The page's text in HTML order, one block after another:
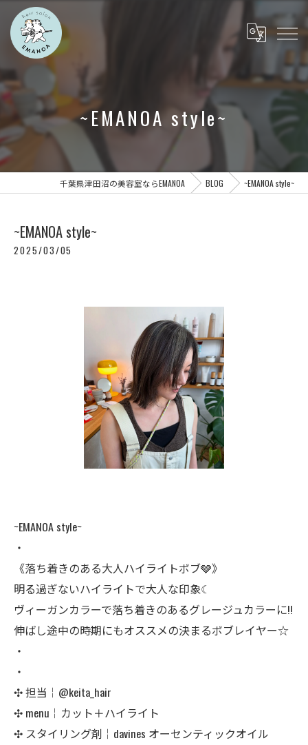
~EMANOA style~
千葉県津田沼の美容室ならEMANOA BLOG ~EMANOA style~
~EMANOA style~
2025/03/05
~EMANOA style~
・
《落ち着きのある大人ハイライトボブ🩶》
明る過ぎないハイライトで大人な印象☾
ヴィーガンカラーで落ち着きのあるグレージュカラーに!!
伸ばし途中の時期にもオススメの決まるボブレイヤー‪☆
・
・
✣ 担当￤@keita_hair
✣ menu￤カット＋ハイライト
✣ スタイリング剤￤davines オーセンティックオイル